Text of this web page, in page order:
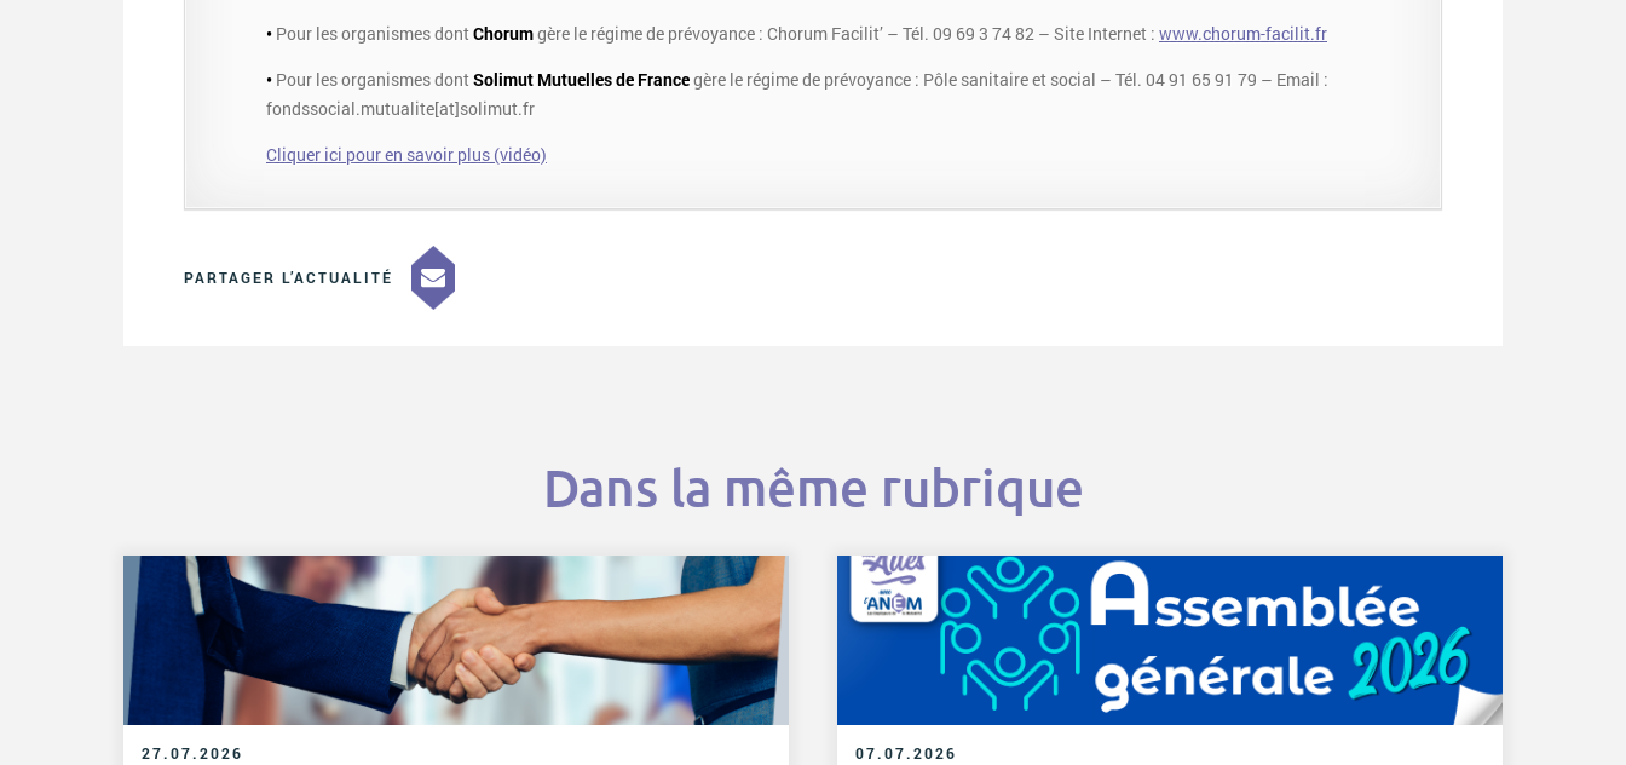
• Pour les organismes dontChorumgère le régime de prévoyance : Chorum Facilit’ – Tél. 09 69 3 74 82 – Site Internet : www.chorum-facilit.fr
• Pour les organismes dontSolimut Mutuelles de Francegère le régime de prévoyance : Pôle sanitaire et social – Tél. 04 91 65 91 79 – Email :
fondssocial.mutualite[at]solimut.fr
Cliquer ici pour en savoir plus (vidéo)
PARTAGER L’ACTUALITÉ
Dans la même rubrique
27.07.2026 07.07.2026